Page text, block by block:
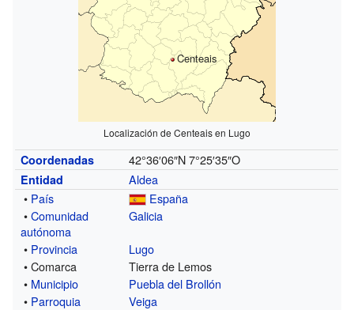
Centeais
Localización de Centeais en Lugo
Coordenadas 42°36′06″N 7°25′35″O
Entidad
Aldea
• País
España
•Comunidad
autónoma
Galicia
• Provincia
Lugo
• Comarca
Tierra de Lemos
• Municipio
Puebla del Brollón
• Parroquia Veiga